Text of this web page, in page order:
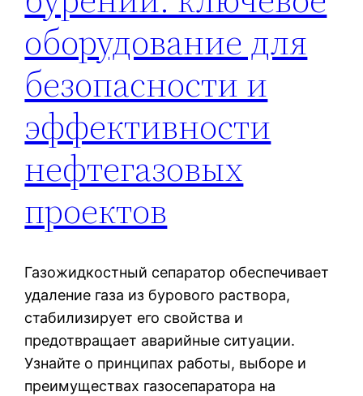
оборудование для
безопасности и
эффективности
нефтегазовых
проектов
Газожидкостный сепаратор обеспечивает
удаление газа из бурового раствора,
стабилизирует его свойства и
предотвращает аварийные ситуации.
Узнайте о принципах работы, выборе и
преимуществах газосепаратора на